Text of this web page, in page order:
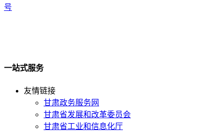
号
一站式服务
友情链接
甘肃政务服务网
甘肃省发展和改革委员会
甘肃省工业和信息化厅